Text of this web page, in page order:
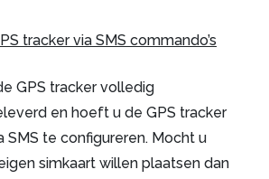
tracker via SMS commando’s
GPS tracker volledig
en hoeft u de GPS tracker
SMS te configureren. Mocht u
simkaart willen plaatsen dan